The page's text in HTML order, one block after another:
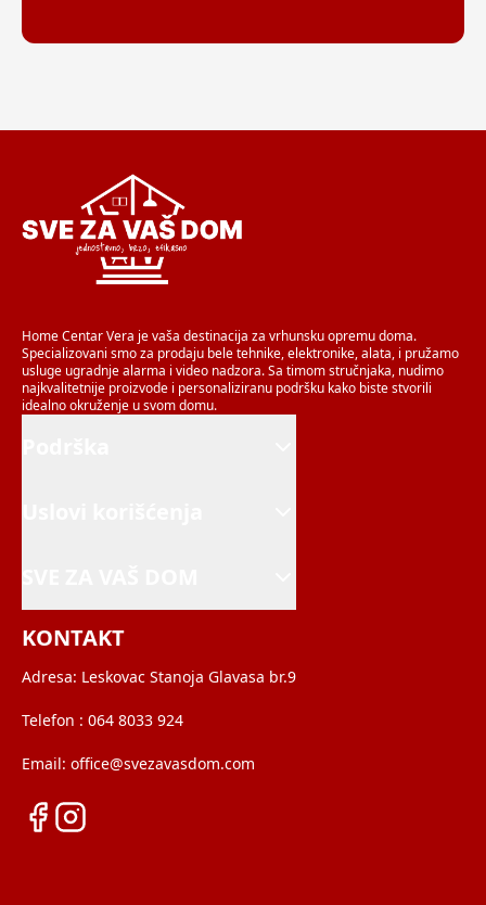
Home Centar Vera je vaša destinacija za vrhunsku opremu doma.
Specializovani smo za prodaju bele tehnike, elektronike, alata, i pružamo
usluge ugradnje alarma i video nadzora. Sa timom stručnjaka, nudimo
najkvalitetnije proizvode i personaliziranu podršku kako biste stvorili
idealno okruženje u svom domu.
KONTAKT
Adresa: Leskovac Stanoja Glavasa br.9
Telefon : 064 8033 924
Email: office@svezavasdom.com